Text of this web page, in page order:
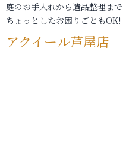
庭のお手入れから遺品整理まで
ちょっとしたお困りごともOK!
アクイール芦屋店